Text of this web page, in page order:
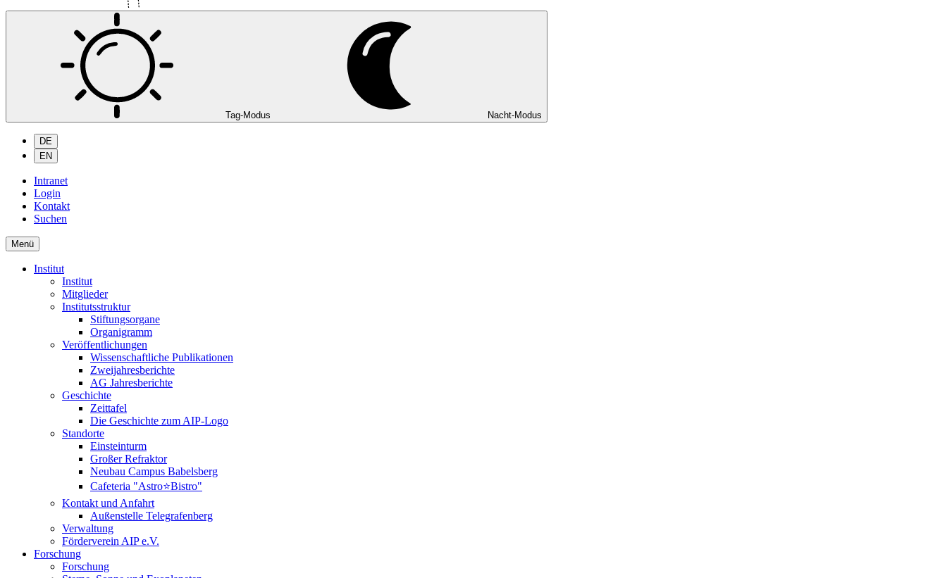
Tag-Modus Nacht-Modus
DE
EN
Intranet
Login
Kontakt
Suchen
Menü
Institut
Institut
Mitglieder
Institutsstruktur
Stiftungsorgane
Organigramm
Veröffentlichungen
Wissenschaftliche Publikationen
Zweijahresberichte
AG Jahresberichte
Geschichte
Zeittafel
Die Geschichte zum AIP-Logo
Standorte
Einsteinturm
Großer Refraktor
Neubau Campus Babelsberg
Cafeteria "Astro⭐Bistro"
Kontakt und Anfahrt
Außenstelle Telegrafenberg
Verwaltung
Förderverein AIP e.V.
Forschung
Forschung